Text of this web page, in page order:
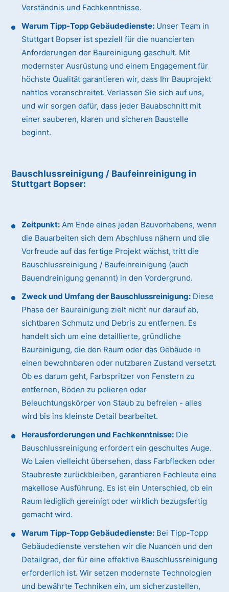
Verständnis und Fachkenntnisse.
Warum Tipp-Topp Gebäudedienste: Unser Team in
Stuttgart Bopser ist speziell für die nuancierten
Anforderungen der Baureinigung geschult. Mit
modernster Ausrüstung und einem Engagement für
höchste Qualität garantieren wir, dass Ihr Bauprojekt
nahtlos voranschreitet. Verlassen Sie sich auf uns,
und wir sorgen dafür, dass jeder Bauabschnitt mit
einer sauberen, klaren und sicheren Baustelle
beginnt.
Bauschlussreinigung / Baufeinreinigung in
Stuttgart Bopser:
Zeitpunkt: Am Ende eines jeden Bauvorhabens, wenn
die Bauarbeiten sich dem Abschluss nähern und die
Vorfreude auf das fertige Projekt wächst, tritt die
Bauschlussreinigung / Baufeinreinigung (auch
Bauendreinigung genannt) in den Vordergrund.
Zweck und Umfang der Bauschlussreinigung: Diese
Phase der Baureinigung zielt nicht nur darauf ab,
sichtbaren Schmutz und Debris zu entfernen. Es
handelt sich um eine detaillierte, gründliche
Baureinigung, die den Raum oder das Gebäude in
einen bewohnbaren oder nutzbaren Zustand versetzt.
Ob es darum geht, Farbspritzer von Fenstern zu
entfernen, Böden zu polieren oder
Beleuchtungskörper von Staub zu befreien - alles
wird bis ins kleinste Detail bearbeitet.
Herausforderungen und Fachkenntnisse: Die
Bauschlussreinigung erfordert ein geschultes Auge.
Wo Laien vielleicht übersehen, dass Farbflecken oder
Staubreste zurückbleiben, garantieren Fachleute eine
makellose Ausführung. Es ist ein Unterschied, ob ein
Raum lediglich gereinigt oder wirklich bezugsfertig
gemacht wird.
Warum Tipp-Topp Gebäudedienste: Bei Tipp-Topp
Gebäudedienste verstehen wir die Nuancen und den
Detailgrad, der für eine effektive Bauschlussreinigung
erforderlich ist. Wir setzen modernste Technologien
und bewährte Techniken ein, um sicherzustellen,